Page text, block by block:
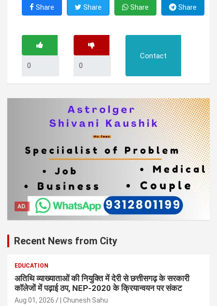
Share Share Share Share
Contact
AD.
Recent News from City
EDUCATION
अतिथि व्याख्याताओं की नियुक्ति में देरी से छत्तीसगढ़ के सरकारी
कॉलेजों में पढ़ाई ठप, NEP-2020 के क्रियान्वयन पर संकट
Aug 01, 2026 | Chunesh Sahu